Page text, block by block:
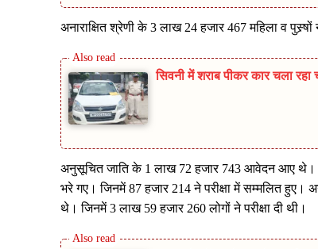
अनाराक्षित श्रेणी के 3 लाख 24 हजार 467 महिला व
सिवनी में शराब पीकर कार चला
अनुसूचित जाति के 1 लाख 72 हजार 743 आवेदन आए थे।
भरे गए। जिनमें 87 हजार 214 ने परीक्षा में सम्मलित हुए।
थे। जिनमें 3 लाख 59 हजार 260 लोगों ने परीक्षा दी थी।